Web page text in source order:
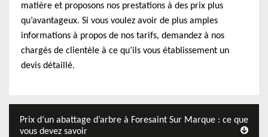
matière et proposons nos prestations à des prix plus
qu’avantageux. Si vous voulez avoir de plus amples
informations à propos de nos tarifs, demandez à nos
chargés de clientèle à ce qu’ils vous établissement un
devis détaillé.
Prix d’un abattage d’arbre à Foresaint Sur Marque : ce que
vous devez savoir